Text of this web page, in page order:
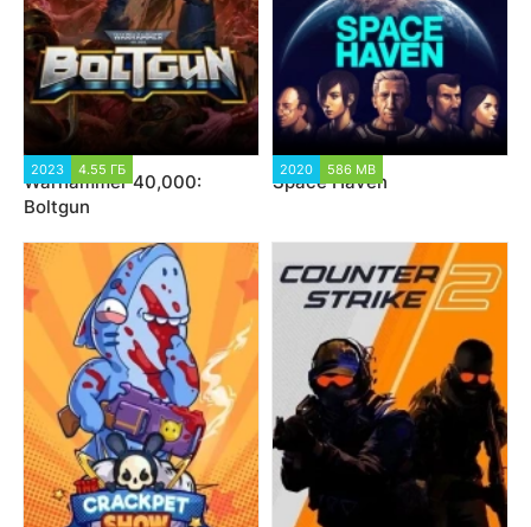
2023 4.55 ГБ
Warhammer 40,000:
Boltgun
2020 586 MB
Space Haven